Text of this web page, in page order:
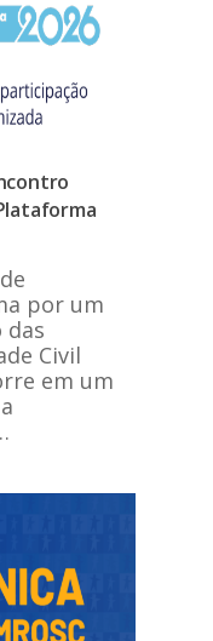
por um
das
Civil
em um